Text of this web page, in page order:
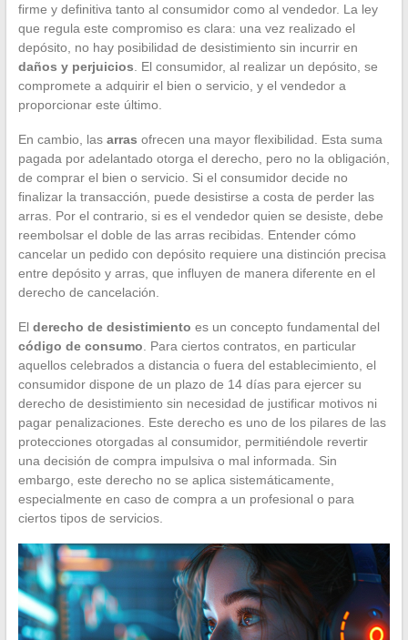
firme y definitiva tanto al consumidor como al vendedor. La ley
que regula este compromiso es clara: una vez realizado el
depósito, no hay posibilidad de desistimiento sin incurrir en
daños y perjuicios . El consumidor, al realizar un depósito, se
compromete a adquirir el bien o servicio, y el vendedor a
proporcionar este último.
En cambio, las arras ofrecen una mayor flexibilidad. Esta suma
pagada por adelantado otorga el derecho, pero no la obligación,
de comprar el bien o servicio. Si el consumidor decide no
finalizar la transacción, puede desistirse a costa de perder las
arras. Por el contrario, si es el vendedor quien se desiste, debe
reembolsar el doble de las arras recibidas. Entender cómo
cancelar un pedido con depósito requiere una distinción precisa
entre depósito y arras, que influyen de manera diferente en el
derecho de cancelación.
El derecho de desistimiento es un concepto fundamental del
código de consumo . Para ciertos contratos, en particular
aquellos celebrados a distancia o fuera del establecimiento, el
consumidor dispone de un plazo de 14 días para ejercer su
derecho de desistimiento sin necesidad de justificar motivos ni
pagar penalizaciones. Este derecho es uno de los pilares de las
protecciones otorgadas al consumidor, permitiéndole revertir
una decisión de compra impulsiva o mal informada. Sin
embargo, este derecho no se aplica sistemáticamente,
especialmente en caso de compra a un profesional o para
ciertos tipos de servicios.